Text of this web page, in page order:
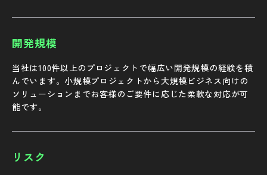
開発規模
当社は100件以上のプロジェクトで幅広い開発規模の経験を積
んでいます。小規模プロジェクトから大規模ビジネス向けの
ソリューションまでお客様のご要件に応じた柔軟な対応が可
能です。
リスク